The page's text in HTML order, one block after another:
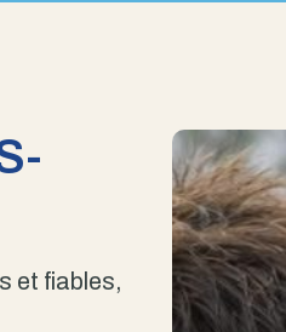
et fiables,